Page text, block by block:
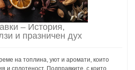
– История,
и празничен дух
на топлина, уют и аромати, които
и сплотеност. Подправките, с които